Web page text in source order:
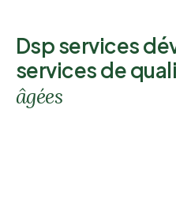
Dsp services
services de
âgées